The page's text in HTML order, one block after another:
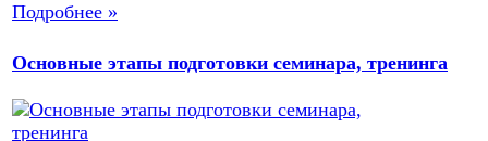
Подробнее »
Основные этапы подготовки семинара, тренинга